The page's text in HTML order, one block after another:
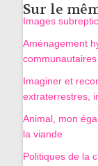
Sur le
Images
Aménagement
Imaginer et
extraterrestres,
Animal, mon
la viande
Politiques de la